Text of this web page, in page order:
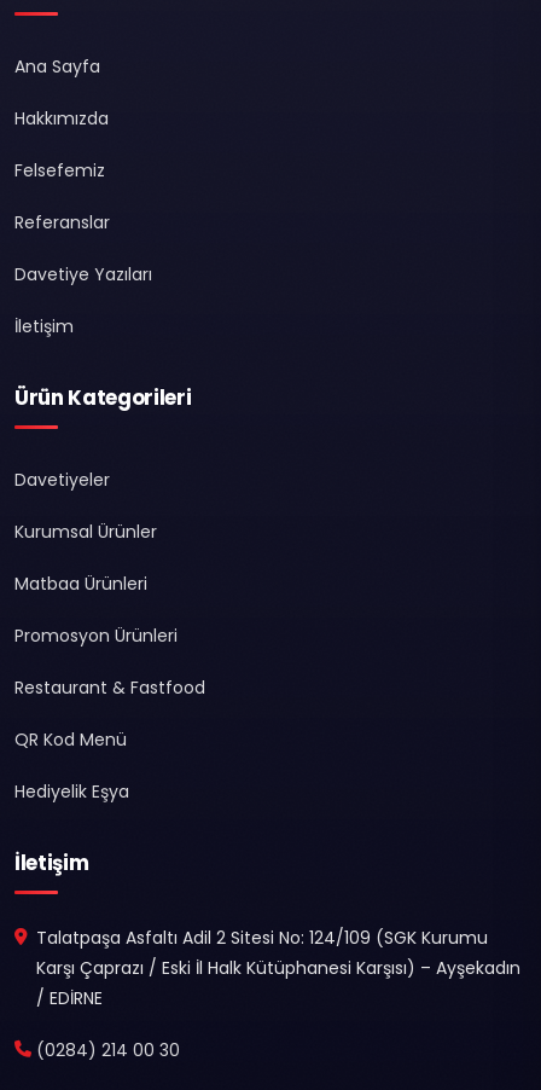
Ana Sayfa
Hakkımızda
Felsefemiz
Referanslar
Davetiye Yazıları
İletişim
Ürün Kategorileri
Davetiyeler
Kurumsal Ürünler
Matbaa Ürünleri
Promosyon Ürünleri
Restaurant & Fastfood
QR Kod Menü
Hediyelik Eşya
İletişim
Talatpaşa Asfaltı Adil 2 Sitesi No: 124/109 (SGK Kurumu
Karşı Çaprazı / Eski İl Halk Kütüphanesi Karşısı) – Ayşekadın
/ EDİRNE
(0284) 214 00 30